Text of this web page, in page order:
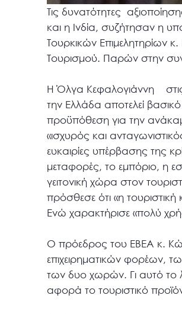
Τις δυνατότητες
και η Ινδία, συζήτησαν η
Τουρκικών Επιμελητηρίων
Τουρισμού. Παρών στην
Η Όλγα Κεφαλογιάννη στις
την Ελλάδα αποτελεί
προϋπόθεση για την
«ισχυρός και
ευκαιρίες υπέρβασης της
μεταφορές, το εμπόριο, η
γειτονική χώρα στον
πρόσθεσε ότι «η
Ενώ χαρακτήρισε «πολύ
Ο πρόεδρος του ΕΒΕΑ κ.
επιχειρηματικών φορέων,
των δυο χωρών. Γι αυτό το
αφορά το τουριστικό